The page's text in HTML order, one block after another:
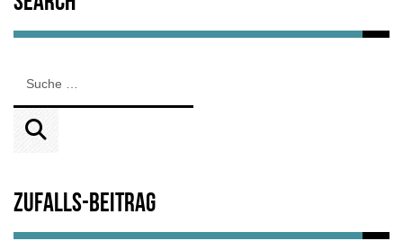
Zufalls-Beitrag